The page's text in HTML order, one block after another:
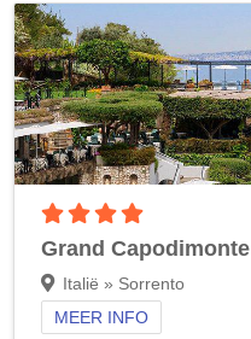
Grand Capodimonte
Italië » Sorrento
MEER INFO